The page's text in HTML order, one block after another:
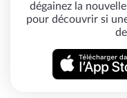
dégainez la
pour découvrir si